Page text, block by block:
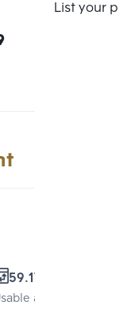
List your
59.17 Sq.m.
area